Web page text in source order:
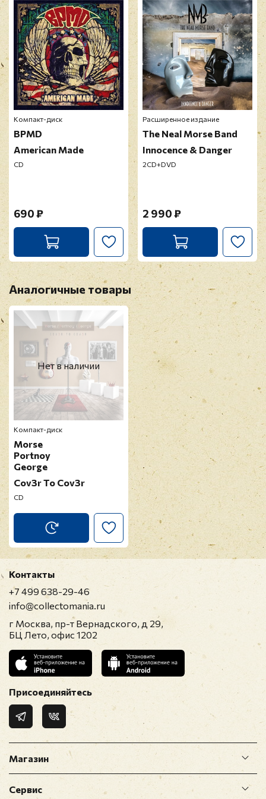
11. Let Love Rule (Cover Version)
Прикрепить фото
Оставить отзыв
Перед публикацией отзывы проходят
модерацию
Компакт-диск
BPMD
American Made
CD
690 ₽
Расширенное издание
The Neal Morse Band
Innocence & Danger
2CD+DVD
2 990 ₽
Аналогичные товары
Нет в наличии
Компакт-диск
Morse
Portnoy
George
Cov3r To Cov3r
CD
Магазин
Сервис
Контакты
+7 499 638-29-46
info@collectomania.ru
г Москва, пр-т Вернадского, д 29,
БЦ Лето, офис 1202
Присоединяйтесь